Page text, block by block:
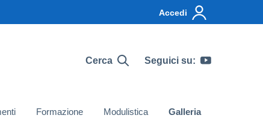
Accedi
Cerca Seguici su:
Formazione Modulistica Galleria